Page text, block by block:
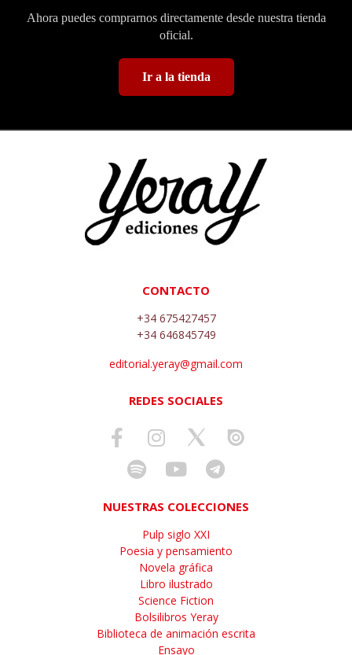
Ahora puedes comprarnos directamente desde nuestra tienda
oficial.
Ir a la tienda
CONTACTO
+34 675427457
+34 646845749
editorial.yeray@gmail.com
REDES SOCIALES
NUESTRAS COLECCIONES
Pulp siglo XXI
Poesia y pensamiento
Novela gráfica
Libro ilustrado
Science Fiction
Bolsilibros Yeray
Biblioteca de animación escrita
Ensayo